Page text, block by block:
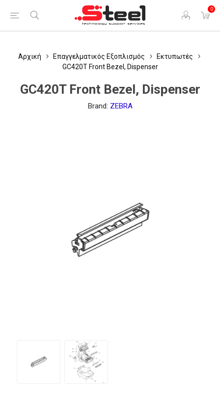
0
Αρχική Επαγγελματικός Εξοπλισμός
Εκτυπωτές
GC420T Front Bezel, Dispenser
GC420T Front Bezel, Dispenser
Brand: ZEBRA